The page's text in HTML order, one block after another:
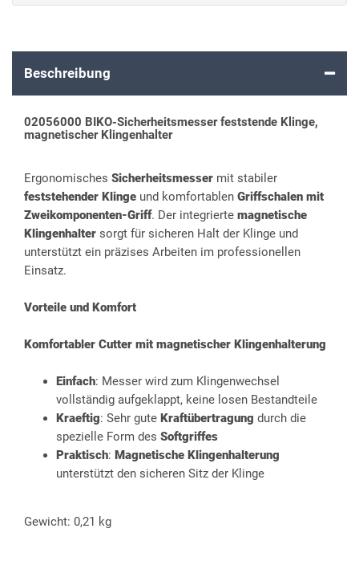
Beschreibung
02056000 BIKO-Sicherheitsmesser feststende Klinge,
magnetischer Klingenhalter
Ergonomisches Sicherheitsmesser mit stabiler
feststehender Klinge und komfortablen Griffschalen mit
Zweikomponenten-Griff. Der integrierte magnetische
Klingenhalter sorgt für sicheren Halt der Klinge und
unterstützt ein präzises Arbeiten im professionellen
Einsatz.
Vorteile und Komfort
Komfortabler Cutter mit magnetischer Klingenhalterung
Einfach: Messer wird zum Klingenwechsel
vollständig aufgeklappt, keine losen Bestandteile
Kraeftig: Sehr gute Kraftübertragung durch die
spezielle Form des Softgriffes
Praktisch: Magnetische Klingenhalterung
unterstützt den sicheren Sitz der Klinge
Gewicht: 0,21 kg